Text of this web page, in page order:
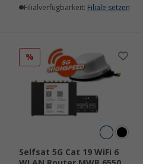
Filialverfügbarkeit: Filiale setzen
%
Selfsat 5G Cat 19 WiFi 6